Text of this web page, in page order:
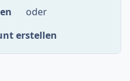
oder
erstellen